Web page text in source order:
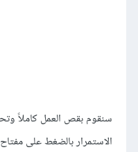
الاستمرار بالضغط على مفتاح